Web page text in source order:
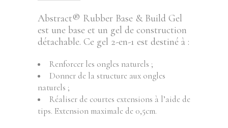
Abstract® Rubber Base & Build Gel
est une base et un gel de construction
détachable. Ce gel 2-en-1 est destiné à :
Renforcer les ongles naturels ;
Donner de la structure aux ongles
naturels ;
Réaliser de courtes extensions à l’aide de
tips. Extension maximale de 0,5cm.